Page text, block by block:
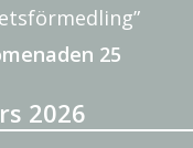
25
2026